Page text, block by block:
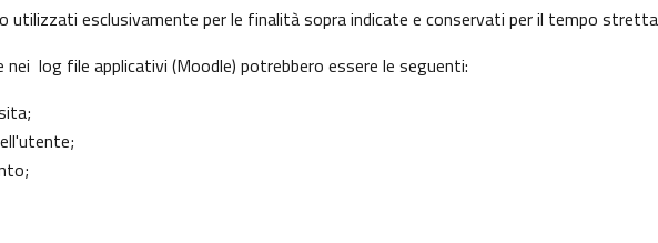
utilizzati esclusivamente per le finalità sopra indicate e conservati per il tempo
log file applicativi (Moodle) potrebbero essere le seguenti: